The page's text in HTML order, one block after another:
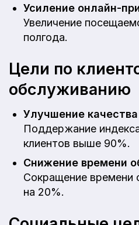
Усиление онлайн-
Увеличение
полгода.
Цели по
обслуживанию
Улучшение
Поддержание
клиентов выше 90%.
Снижение времени
Сокращение времени
на 20%.